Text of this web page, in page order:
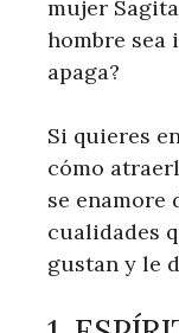
mujer
hombre sea
apaga?
Si quieres
cómo
se enamore
cualidades
gustan y le